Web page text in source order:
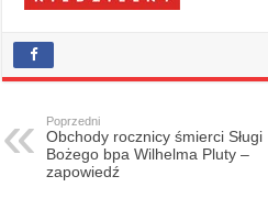
Poprzedni
Obchody rocznicy śmierci Sługi
Bożego bpa Wilhelma Pluty –
zapowiedź